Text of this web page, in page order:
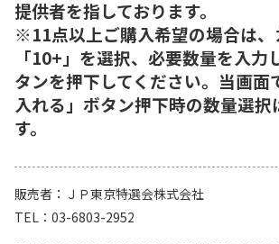
提供者を指しております。
※11点以上ご購入希望の場合は、
「10+」を選択、必要数量を入力
タンを押下してください。当画面
入れる」ボタン押下時の数量選択
す。
販売者
ＪＰ東京特選会株式会社
TEL
03-6803-2952